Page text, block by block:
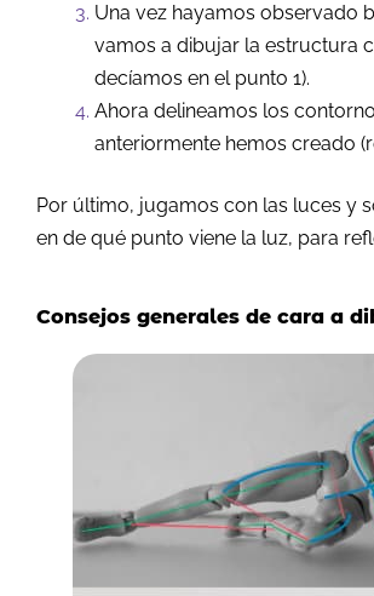
Una vez hayamos observado
vamos a dibujar la estructura
decíamos en el punto 1).
Ahora delineamos los
anteriormente hemos creado
Por último, jugamos con las luces y
en de qué punto viene la luz, para
Consejos generales de cara a